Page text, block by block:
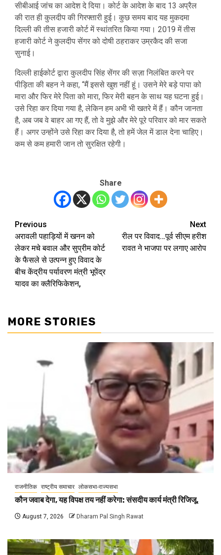
सीबीआई जांच का आदेश दे दिया। कोर्ट के आदेश के बाद 13 अप्रैल
की रात ही कुलदीप की गिरफ्तारी हुई। कुछ समय बाद यह मुकदमा
दिल्ली की तीस हजारी कोर्ट में स्थांतरित किया गया। 2019 में तीस
हजारी कोर्ट ने कुलदीप सेंगर को दोषी ठहराकर उम्रकैद की सजा
सुनाई।
दिल्ली हाईकोर्ट द्वारा कुलदीप सिंह सेंगर की सज़ा निलंबित करने पर
पीड़िता की बहन ने कहा, “मैं इससे खुश नहीं हूं। उसने मेरे बड़े पापा को
मारा और फिर मेरे पिता को मारा, फिर मेरी बहन के साथ यह घटना हुई।
उसे रिहा कर दिया गया है, लेकिन हम अभी भी खतरे में हैं। कौन जानता
है, अब जब वे बाहर आ गए हैं, तो वे मुझे और मेरे पूरे परिवार को मार सकते
हैं। अगर उन्होंने उसे रिहा कर दिया है, तो हमें जेल में डाल देना चाहिए।
कम से कम हमारी जान तो सुरक्षित रहेगी।
Share
Post
navigation
Previous
अरावली पहाड़ियों में खनन को
लेकर मचे बवाल और सुप्रीम कोर्ट
के फैसले से उत्पन्न हुए विवाद के
बीच केंद्रीय पर्यावरण मंत्री भूपेंद्र
यादव का क्लैरिफिकेशन,
Next
रील पर विवाद…पूर्व सीएम हरीश
रावत ने भाजपा पर लगाए आरोप
MORE STORIES
राजनीतिक राष्ट्रीय समाचार लोकसभा-राज्यसभा
कौन जवाब देगा, यह विपक्ष तय नहीं करेगा: संसदीय कार्य मंत्री रिजिजू,
August 7, 2026 Dharam Pal Singh Rawat